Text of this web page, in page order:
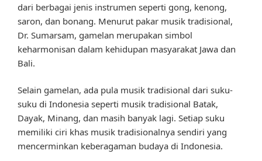
dari berbagai jenis instrumen seperti gong, kenong,
saron, dan bonang. Menurut pakar musik tradisional,
Dr. Sumarsam, gamelan merupakan simbol
keharmonisan dalam kehidupan masyarakat Jawa dan
Bali.
Selain gamelan, ada pula musik tradisional dari suku-
suku di Indonesia seperti musik tradisional Batak,
Dayak, Minang, dan masih banyak lagi. Setiap suku
memiliki ciri khas musik tradisionalnya sendiri yang
mencerminkan keberagaman budaya di Indonesia.